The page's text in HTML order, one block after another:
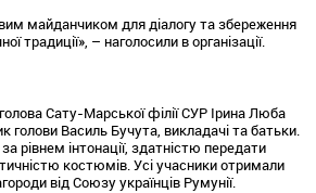
майданчиком для діалогу та збереження
традиції», – наголосили в організації.
Сату-Марської філії СУР Ірина Люба
голови Василь Бучута, викладачі та батьки.
рівнем інтонації, здатністю передати
костюмів. Усі учасники отримали
від Союзу українців Румунії.